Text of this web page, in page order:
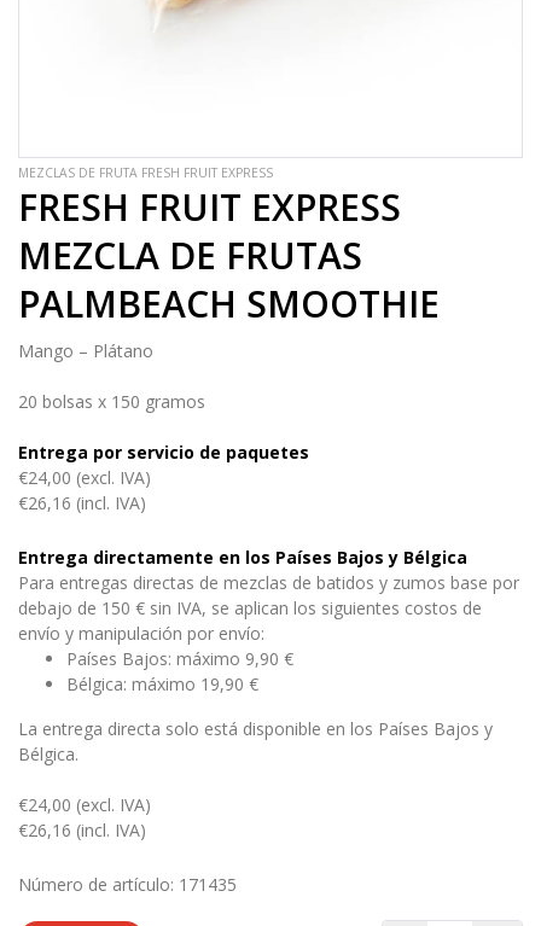
MEZCLAS DE FRUTA FRESH FRUIT EXPRESS
FRESH FRUIT EXPRESS
MEZCLA DE FRUTAS
PALMBEACH SMOOTHIE
Mango – Plátano
20 bolsas x 150 gramos
Entrega por servicio de paquetes
€24,00 (excl. IVA)
€26,16 (incl. IVA)
Entrega directamente en los Países Bajos y Bélgica
Para entregas directas de mezclas de batidos y zumos base por
debajo de 150 € sin IVA, se aplican los siguientes costos de
envío y manipulación por envío:
Países Bajos: máximo 9,90 €
Bélgica: máximo 19,90 €
La entrega directa solo está disponible en los Países Bajos y
Bélgica.
€24,00 (excl. IVA)
€26,16 (incl. IVA)
Número de artículo: 171435